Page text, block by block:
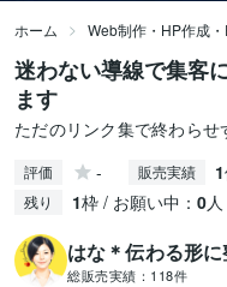
ホーム Web制作・HP作成
迷わない導線で集客
ます
ただのリンク集で終わらせ
評価 - 販売実績 1
残り 1枠 / お願い中： 0人
はな＊伝わる形
総販売実績： 118件